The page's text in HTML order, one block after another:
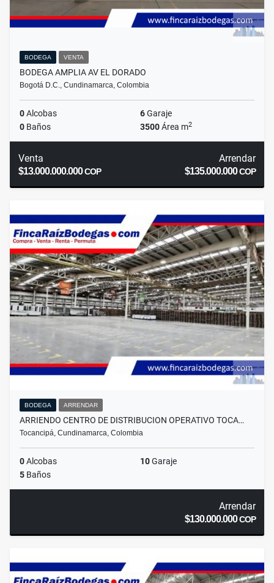
BODEGA VENTA
BODEGA AMPLIA AV EL DORADO
Bogotá D.C., Cundinamarca, Colombia
0Alcobas 6Garaje
0 Baños 3500Área m2
Venta
$13.000.000.000COP
Arrendar
$135.000.000COP
BODEGA ARRENDAR
ARRIENDO CENTRO DE DISTRIBUCION OPERATIVO TOCA…
Tocancipá, Cundinamarca, Colombia
0Alcobas 10Garaje
5 Baños
Arrendar
$130.000.000COP